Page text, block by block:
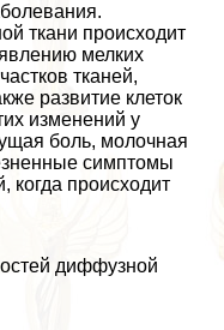
ткани происходит
мелких
тканей,
развитие клеток
изменений у
боль, молочная
симптомы
когда происходит
диффузной